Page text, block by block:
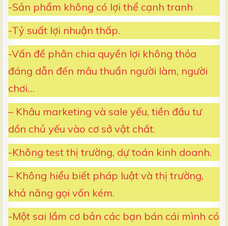
-Sản phẩm không có lợi thể cạnh tranh
-Tỷ suất lợi nhuận thấp.
-Vấn đề phân chia quyền lợi không thỏa
đáng dẫn đến mâu thuẩn người làm, người
chơi…
– Khâu marketing và sale yếu, tiền đầu tư
dồn chủ yếu vào cơ sở vật chất.
-Không test thị trường, dự toán kinh doanh.
– Không hiểu biết pháp luật và thị trường,
khả năng gọi vốn kém.
-Một sai lầm cơ bản các bạn bán cái mình có